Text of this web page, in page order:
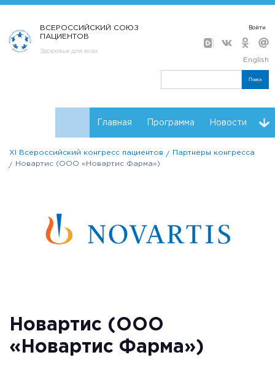
ВСЕРОССИЙСКИЙ СОЮЗ
ПАЦИЕНТОВ
Здоровье для всех
Войти
English
Поиск
Главная Программа Новости
Контакты Регистрация Каталог НКО
XI Всероссийский конгресс пациентов
Партнеры конгресса
Новартис (ООО «Новартис Фарма»)
Новартис (ООО
«Новартис Фарма»)